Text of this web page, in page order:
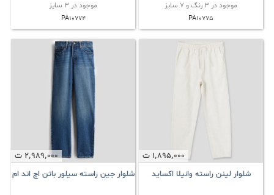
موجود در 3 رنگ و 7 سایز
PA10775
موجود در 3 سایز
PA10774
1٬895٬000 ت
شلوار لینن راسته وانیلا اکساید
2٬989٬000 ت
شلوار جین راسته سیلور باتن اچ اند ام